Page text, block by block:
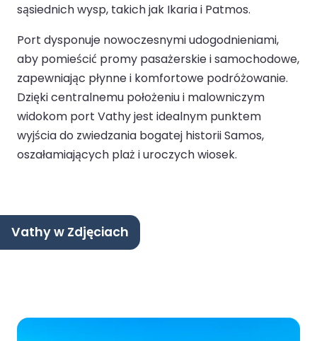
sąsiednich wysp, takich jak Ikaria i Patmos.
Port dysponuje nowoczesnymi udogodnieniami,
aby pomieścić promy pasażerskie i samochodowe,
zapewniając płynne i komfortowe podróżowanie.
Dzięki centralnemu położeniu i malowniczym
widokom port Vathy jest idealnym punktem
wyjścia do zwiedzania bogatej historii Samos,
oszałamiających plaż i uroczych wiosek.
Vathy w Zdjęciach